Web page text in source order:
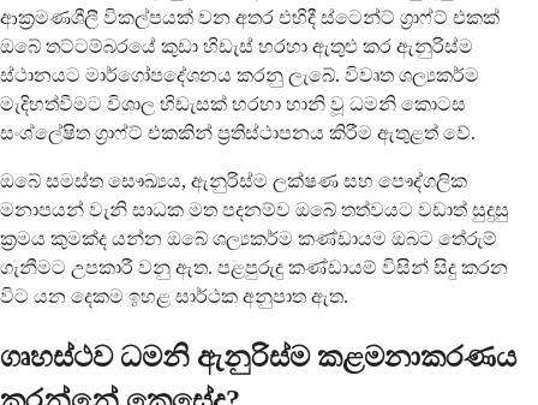
ආක්‍රමණශීලී විකල්පයක් වන අතර එහිදී ස්ටෙන්ට් ග්‍රාෆ්ට් එකක්
ඔබේ තට්ටම්බරයේ කුඩා හිඩැස් හරහා ඇතුළු කර ඇනුරිස්ම
ස්ථානයට මාර්ගෝපදේශනය කරනු ලැබේ. විවෘත ශල්‍යකර්ම
මැදිහත්වීමට විශාල හිඩැසක් හරහා හානි වූ ධමනි කොටස
සංශ්ලේෂිත ග්‍රාෆ්ට් එකකින් ප්‍රතිස්ථාපනය කිරීම ඇතුළත් වේ.
ඔබේ සමස්ත සෞඛ්‍යය, ඇනුරිස්ම ලක්ෂණ සහ පෞද්ගලික
මනාපයන් වැනි සාධක මත පදනම්ව ඔබේ තත්වයට වඩාත් සුදුසු
ක්‍රමය කුමක්ද යන්න ඔබේ ශල්‍යකර්ම කණ්ඩායම ඔබට තේරුම්
ගැනීමට උපකාරී වනු ඇත. පළපුරුදු කණ්ඩායම් විසින් සිදු කරන
විට යන දෙකම ඉහළ සාර්ථක අනුපාත ඇත.
ගෘහස්ථව ධමනි ඇනුරිස්ම කළමනාකරණය